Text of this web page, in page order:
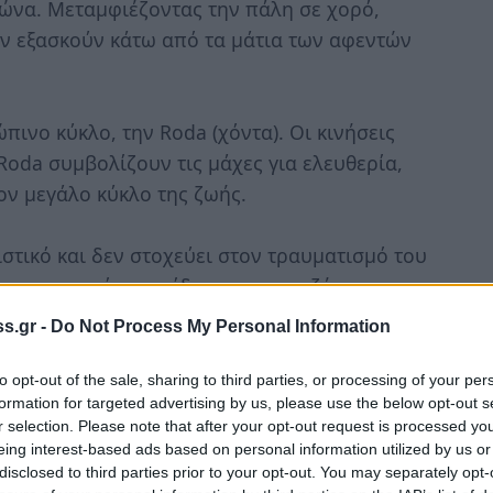
- Do Not Process My Personal Information
opt-out of the sale, sharing to third parties, or processing of your
for targeted advertising by us, please use the below opt-out
selection. Please note that after your opt-out request is processed
interest-based ads based on personal information utilized by us
to third parties prior to your opt-out. You may separately
Μεταμφιέζοντας την πάλη σε χορό,
εξασκούν κάτω από τα μάτια των αφεντών
κύκλο, την Roda (χόντα). Οι κινήσεις
συμβολίζουν τις μάχες για ελευθερία,
μεγάλο κύκλο της ζωής.
και δεν στοχεύει στον τραυματισμό του
αρμονικό παιχνίδι, σαν μια συζήτηση,
με το σώμα.
2011, στον Βλαχιώτη Λακωνίας και
Jason της ομάδας Dandara CDO Patras.